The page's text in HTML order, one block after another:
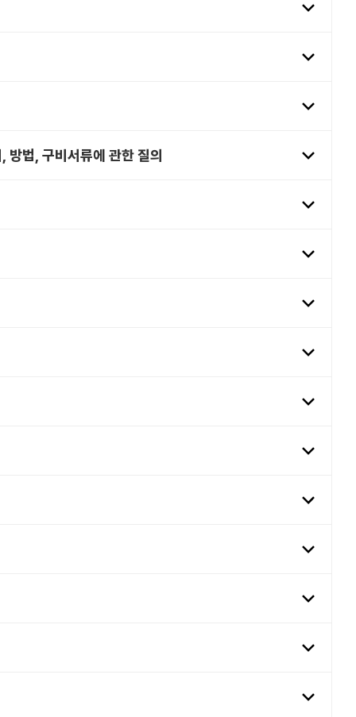
방법, 구비서류에 관한 질의